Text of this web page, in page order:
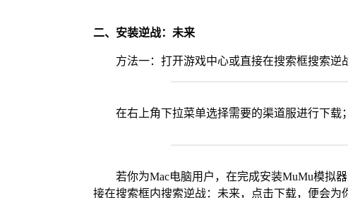
二、安装逆战：未来
方法一：打开游戏中心或直接在搜索框搜索逆
在右上角下拉菜单选择需要的渠道服进行下载；
若你为Mac电脑用户，在完成安装MuMu模拟
接在搜索框内搜索逆战：未来，点击下载，便会为